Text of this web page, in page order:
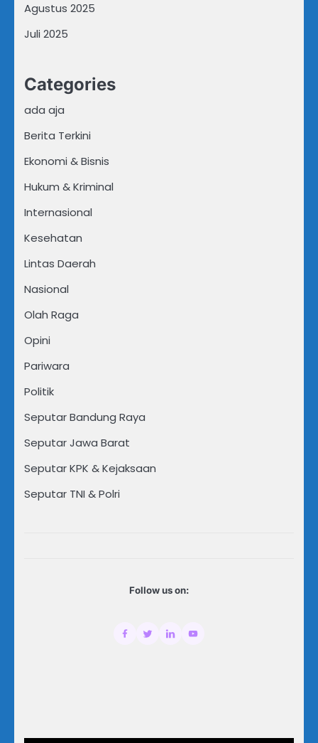
Agustus 2025
Juli 2025
Categories
ada aja
Berita Terkini
Ekonomi & Bisnis
Hukum & Kriminal
Internasional
Kesehatan
Lintas Daerah
Nasional
Olah Raga
Opini
Pariwara
Politik
Seputar Bandung Raya
Seputar Jawa Barat
Seputar KPK & Kejaksaan
Seputar TNI & Polri
Follow us on: